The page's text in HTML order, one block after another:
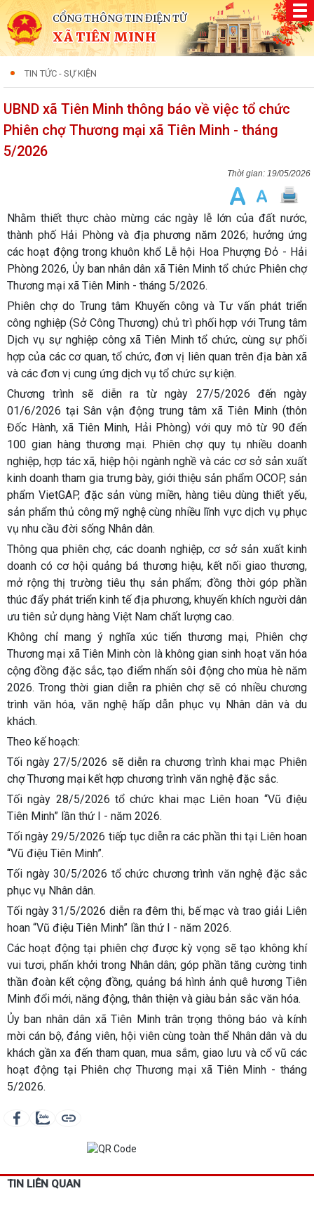
CỔNG THÔNG TIN ĐIỆN TỬ
XÃ TIÊN MINH
TIN TỨC - SỰ KIỆN
UBND xã Tiên Minh thông báo về việc tổ chức
Phiên chợ Thương mại xã Tiên Minh - tháng
5/2026
19/05/2026
Nhằm thiết thực chào mừng các ngày lễ lớn của đất nước,
thành phố Hải Phòng và địa phương năm 2026; hưởng ứng
các hoạt động trong khuôn khổ Lễ hội Hoa Phượng Đỏ - Hải
Phòng 2026, Ủy ban nhân dân xã Tiên Minh tổ chức Phiên chợ
Thương mại xã Tiên Minh - tháng 5/2026.
Phiên chợ do Trung tâm Khuyến công và Tư vấn phát triển
công nghiệp (Sở Công Thương) chủ trì phối hợp với Trung tâm
Dịch vụ sự nghiệp công xã Tiên Minh tổ chức, cùng sự phối
hợp của các cơ quan, tổ chức, đơn vị liên quan trên địa bàn xã
và các đơn vị cung ứng dịch vụ tổ chức sự kiện.
Chương trình sẽ diễn ra từ ngày 27/5/2026 đến ngày
01/6/2026 tại Sân vận động trung tâm xã Tiên Minh (thôn
Đốc Hành, xã Tiên Minh, Hải Phòng) với quy mô từ 90 đến
100 gian hàng thương mại. Phiên chợ quy tụ nhiều doanh
nghiệp, hợp tác xã, hiệp hội ngành nghề và các cơ sở sản xuất
kinh doanh tham gia trưng bày, giới thiệu sản phẩm OCOP, sản
phẩm VietGAP, đặc sản vùng miền, hàng tiêu dùng thiết yếu,
sản phẩm thủ công mỹ nghệ cùng nhiều lĩnh vực dịch vụ phục
vụ nhu cầu đời sống Nhân dân.
Thông qua phiên chợ, các doanh nghiệp, cơ sở sản xuất kinh
doanh có cơ hội quảng bá thương hiệu, kết nối giao thương,
mở rộng thị trường tiêu thụ sản phẩm; đồng thời góp phần
thúc đẩy phát triển kinh tế địa phương, khuyến khích người dân
ưu tiên sử dụng hàng Việt Nam chất lượng cao.
Không chỉ mang ý nghĩa xúc tiến thương mại, Phiên chợ
Thương mại xã Tiên Minh còn là không gian sinh hoạt văn hóa
cộng đồng đặc sắc, tạo điểm nhấn sôi động cho mùa hè năm
2026. Trong thời gian diễn ra phiên chợ sẽ có nhiều chương
trình văn hóa, văn nghệ hấp dẫn phục vụ Nhân dân và du
khách.
Theo kế hoạch:
Tối ngày 27/5/2026 sẽ diễn ra chương trình khai mạc Phiên
chợ Thương mại kết hợp chương trình văn nghệ đặc sắc.
Tối ngày 28/5/2026 tổ chức khai mạc Liên hoan “Vũ điệu
Tiên Minh” lần thứ I - năm 2026.
Tối ngày 29/5/2026 tiếp tục diễn ra các phần thi tại Liên hoan
“Vũ điệu Tiên Minh”.
Tối ngày 30/5/2026 tổ chức chương trình văn nghệ đặc sắc
phục vụ Nhân dân.
Tối ngày 31/5/2026 diễn ra đêm thi, bế mạc và trao giải Liên
hoan “Vũ điệu Tiên Minh” lần thứ I - năm 2026.
Các hoạt động tại phiên chợ được kỳ vọng sẽ tạo không khí
vui tươi, phấn khởi trong Nhân dân; góp phần tăng cường tinh
thần đoàn kết cộng đồng, quảng bá hình ảnh quê hương Tiên
Minh đổi mới, năng động, thân thiện và giàu bản sắc văn hóa.
Ủy ban nhân dân xã Tiên Minh trân trọng thông báo và kính
mời cán bộ, đảng viên, hội viên cùng toàn thể Nhân dân và du
khách gần xa đến tham quan, mua sắm, giao lưu và cổ vũ các
hoạt động tại Phiên chợ Thương mại xã Tiên Minh - tháng
5/2026.
TIN LIÊN QUAN